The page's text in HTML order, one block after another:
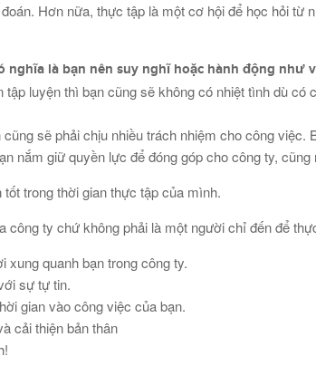
Hơn nữa, thực tập là một cơ hội để học hỏi từ
nghĩa là bạn nên suy nghĩ hoặc hành động như
luyện thì bạn cũng sẽ không có nhiệt tình dù có
sẽ phải chịu nhiều trách nhiệm cho công việc.
nắm giữ quyền lực để đóng góp cho công ty,
trong thời gian thực tập của mình.
công ty chứ không phải là một người chỉ đến để
xung quanh bạn trong công ty.
sự tự tin.
gian vào công việc của bạn.
cải thiện bản thân